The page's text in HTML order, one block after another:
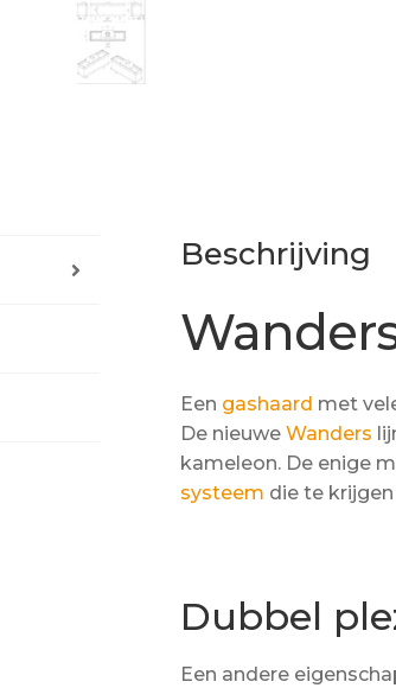
Beschrijving
Een gashaard met
De nieuwe Wanders
kameleon. De enige
systeem die te krijgen
Dubbel
Een andere